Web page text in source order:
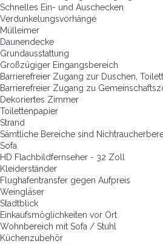
Schnelles Ein- und Auschecken
Verdunkelungsvorhänge
Mülleimer
Daunendecke
Grundausstattung
Großzügiger Eingangsbereich
Barrierefreier Zugang zur Duschen,
Barrierefreier Zugang zu
Dekoriertes Zimmer
Toilettenpapier
Strand
Sämtliche Bereiche sind
Sofa
HD Flachbildfernseher - 32 Zoll
Kleiderständer
Flughafentransfer gegen Aufpreis
Weingläser
Stadtblick
Einkaufsmöglichkeiten vor Ort
Wohnbereich mit Sofa / Stuhl
Küchenzubehör